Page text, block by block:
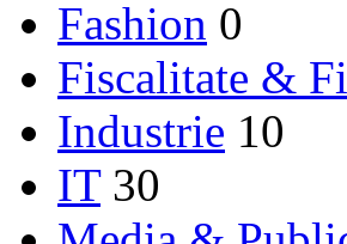
Fashion 0
Fiscalitate &
Industrie 10
IT 30